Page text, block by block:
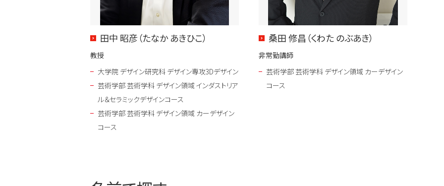
田中 昭彦（たなか あきひこ）
教授
大学院 デザイン研究科 デザイン専攻3Dデザイン
芸術学部 芸術学科 デザイン領域 インダストリア
ル＆セラミックデザインコース
芸術学部 芸術学科 デザイン領域 カーデザイン
コース
桑田 修昌（くわた のぶあき）
非常勤講師
芸術学部 芸術学科 デザイン領域 カーデザイン
コース